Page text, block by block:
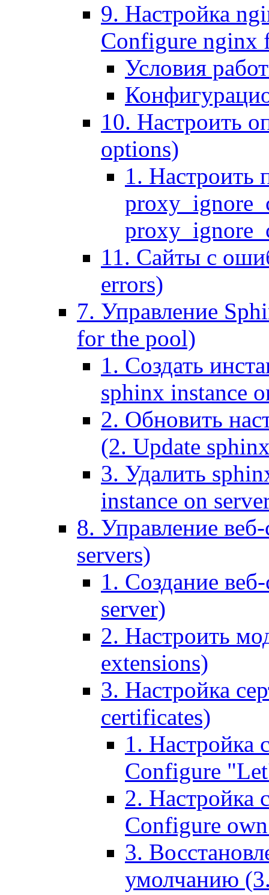
9. Настройка
Configure nginx
Условия
10. Настроить
options)
1. Настроить
11. Сайты с
errors)
7. Управление
for the pool)
1. Создать
sphinx instance
2. Обновить
(2. Update
3. Удалить
instance on
8. Управление
servers)
1. Создание
server)
2. Настроить
extensions)
3. Настройка
certificates)
1. Настройка
Configure
2. Настройка
Configure
3.
умолчанию